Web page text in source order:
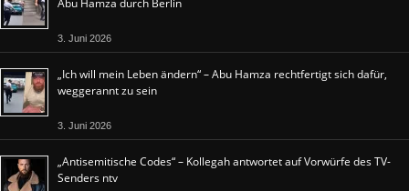
Abu Hamza durch Berlin
3. Juni 2026
„Ich will mein Leben ändern“ – Abu Hamza rechtfertigt sich dafür,
weggerannt zu sein
3. Juni 2026
„Antisemitische Codes“ – Kollegah antwortet auf Vorwürfe des TV-
Senders ntv